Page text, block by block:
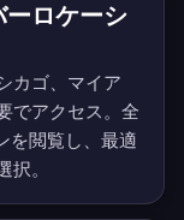
ロケーシ
カゴ、マイア
でアクセス。 全
を閲覧し、最適
。